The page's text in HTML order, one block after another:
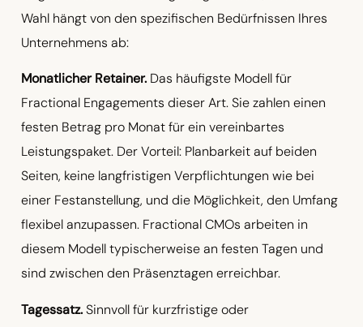
Wahl hängt von den spezifischen Bedürfnissen Ihres
Unternehmens ab:
Monatlicher Retainer.Das häufigste Modell für
Fractional Engagements dieser Art. Sie zahlen einen
festen Betrag pro Monat für ein vereinbartes
Leistungspaket. Der Vorteil: Planbarkeit auf beiden
Seiten, keine langfristigen Verpflichtungen wie bei
einer Festanstellung, und die Möglichkeit, den Umfang
flexibel anzupassen. Fractional CMOs arbeiten in
diesem Modell typischerweise an festen Tagen und
sind zwischen den Präsenztagen erreichbar.
Tagessatz.Sinnvoll für kurzfristige oder